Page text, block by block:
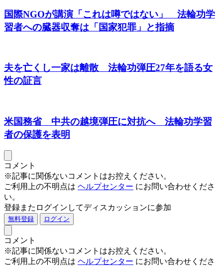
国際NGOが講演「これは噂ではない」 法輪功学
習者への臓器収奪は「国家犯罪」と指摘
夫を亡くし一家は離散 法輪功弾圧27年を語る女
性の証言
米国務省 中共の越境弾圧に対抗へ 法輪功学習
者の保護を表明
コメント
※記事に関係ないコメントはお控えください。
ご利用上の不明点は ヘルプセンター にお問い合わせくださ
い。
登録またログインしてディスカッションに参加
無料登録 ログイン
コメント
※記事に関係ないコメントはお控えください。
ご利用上の不明点は ヘルプセンター にお問い合わせくださ